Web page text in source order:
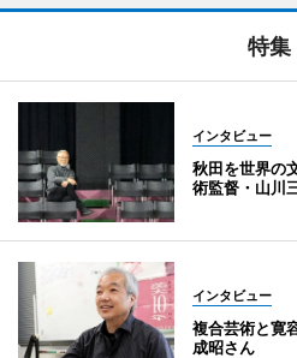
特集
インタビュー
秋田を世界の
術監督・山川
インタビュー
複合芸術と寛
成昭さん